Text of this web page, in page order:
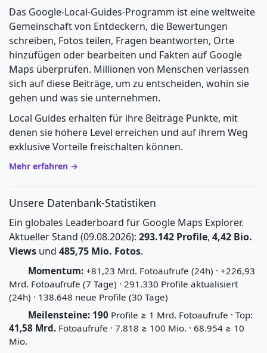
Das Google-Local-Guides-Programm ist eine weltweite
Gemeinschaft von Entdeckern, die Bewertungen
schreiben, Fotos teilen, Fragen beantworten, Orte
hinzufügen oder bearbeiten und Fakten auf Google
Maps überprüfen. Millionen von Menschen verlassen
sich auf diese Beiträge, um zu entscheiden, wohin sie
gehen und was sie unternehmen.
Local Guides erhalten für ihre Beiträge Punkte, mit
denen sie höhere Level erreichen und auf ihrem Weg
exklusive Vorteile freischalten können.
Mehr erfahren →
Unsere Datenbank-Statistiken
Ein globales Leaderboard für Google Maps Explorer.
Aktueller Stand (09.08.2026): 293.142 Profile, 4,42 Bio.
Views und 485,75 Mio. Fotos.
Momentum: +81,23 Mrd. Fotoaufrufe (24h) · +226,93
Mrd. Fotoaufrufe (7 Tage) · 291.330 Profile aktualisiert
(24h) · 138.648 neue Profile (30 Tage)
Meilensteine: 190 Profile ≥ 1 Mrd. Fotoaufrufe · Top:
41,58 Mrd. Fotoaufrufe · 7.818 ≥ 100 Mio. · 68.954 ≥ 10
Mio.